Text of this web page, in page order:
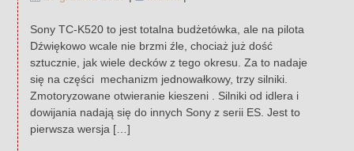
Sony TC-K520 to jest totalna budżetówka, ale na pilota
Dźwiękowo wcale nie brzmi źle, chociaż już dość
sztucznie, jak wiele decków z tego okresu. Za to nadaje
się na części mechanizm jednowałkowy, trzy silniki.
Zmotoryzowane otwieranie kieszeni . Silniki od idlera i
dowijania nadają się do innych Sony z serii ES. Jest to
pierwsza wersja […]